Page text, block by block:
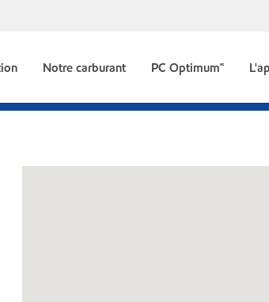
Notre carburant PC Optimum🅪